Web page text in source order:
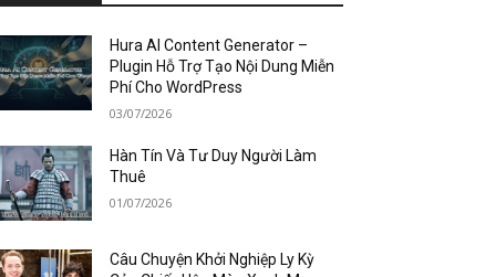
Hura AI Content Generator –
Plugin Hỗ Trợ Tạo Nội Dung Miễn
Phí Cho WordPress
03/07/2026
Hàn Tín Và Tư Duy Người Làm
Thuê
01/07/2026
Câu Chuyện Khởi Nghiệp Ly Kỳ